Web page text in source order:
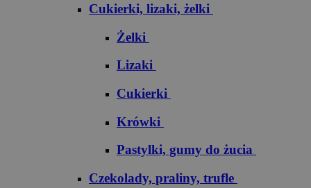
Cukierki, lizaki, żelki
Żelki
Lizaki
Cukierki
Krówki
Pastylki, gumy do żucia
Czekolady, praliny, trufle